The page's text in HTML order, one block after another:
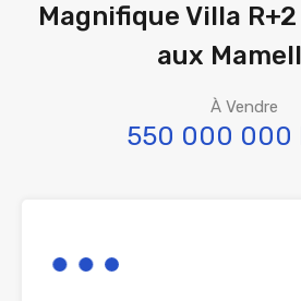
Magnifique Villa
aux
À Vendre
550 000 000